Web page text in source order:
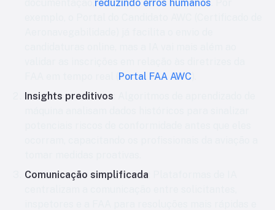
reduzindo erros humanos
Portal FAA AWC
Insights preditivos
Comunicação simplificada